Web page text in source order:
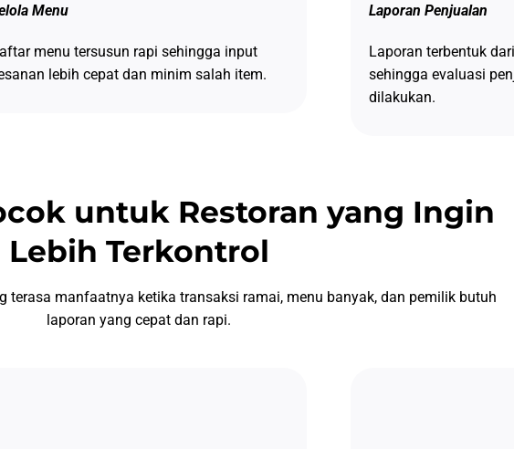
Menu
menu tersusun rapi sehingga input
lebih cepat dan minim salah item.
Laporan Penjualan
Laporan terbentuk
sehingga evaluasi
dilakukan.
untuk Restoran yang Ingin
Lebih Terkontrol
terasa manfaatnya ketika transaksi ramai, menu banyak, dan pemilik butuh
laporan yang cepat dan rapi.